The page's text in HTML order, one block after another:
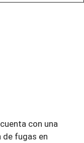
con una
fugas en